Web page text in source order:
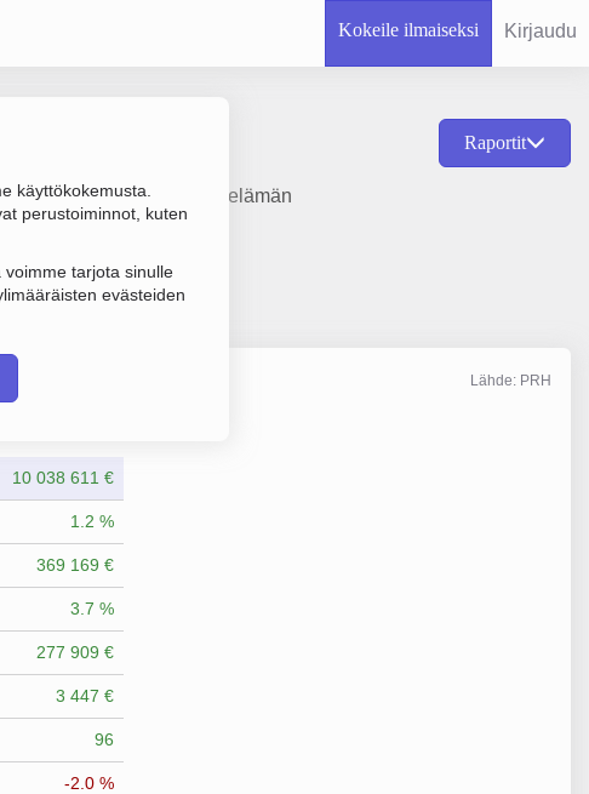
Kokeile ilmaiseksi Kirjaudu
käyttökokemusta.
perustoiminnot, kuten
tarjota sinulle
evästeiden
Raportit
muu liike-elämän
Lähde: PRH
10 038 611 €
1.2 %
369 169 €
3.7 %
277 909 €
3 447 €
96
-2.0 %